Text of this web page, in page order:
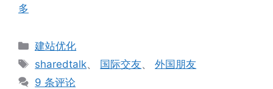
多
分
类
建站优化
标
签
sharedtalk、 国际交友、外国朋友
9 条评论